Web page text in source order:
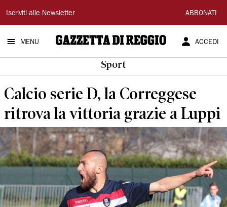
Gazzetta
di
Reggio
Iscriviti alle Newsletter ABBONATI
MENU ACCEDI
Sport
Calcio serie D, la Correggese
ritrova la vittoria grazie a Luppi